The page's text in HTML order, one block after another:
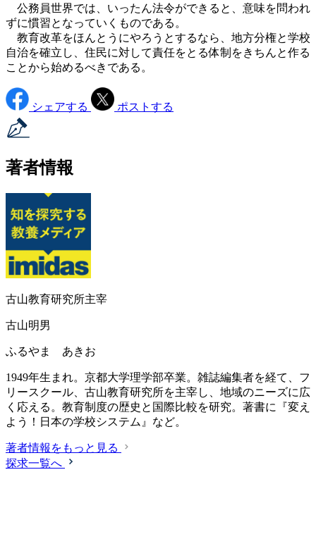
公務員世界では、いったん法令ができると、意味を問われ
ずに慣習となっていくものである。
教育改革をほんとうにやろうとするなら、地方分権と学校
自治を確立し、住民に対して責任をとる体制をきちんと作る
ことから始めるべきである。
シェアする ポストする
著者情報
古山教育研究所主宰
古山明男
ふるやま あきお
1949年生まれ。京都大学理学部卒業。雑誌編集者を経て、フ
リースクール、古山教育研究所を主宰し、地域のニーズに広
く応える。教育制度の歴史と国際比較を研究。著書に『変え
よう！日本の学校システム』など。
著者情報をもっと見る
探求一覧へ